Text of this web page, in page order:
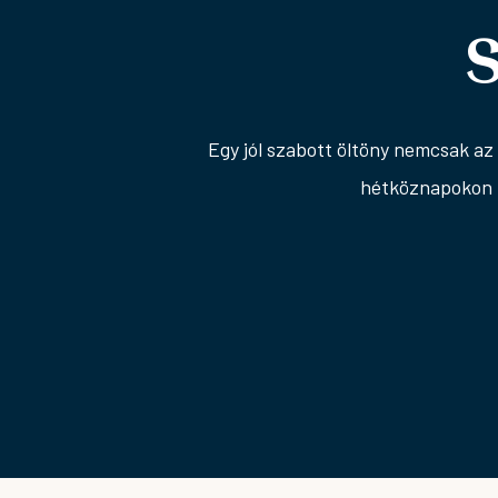
Egy jól szabott öltöny nemcsak
hétköznapokon